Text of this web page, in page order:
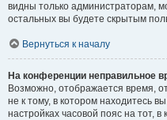
видны только администраторам,
остальных вы будете скрытым
Вернуться к началу
На конференции неправильное
Возможно, отображается время,
не к тому, в котором находитесь
настройках часовой пояс на тот,